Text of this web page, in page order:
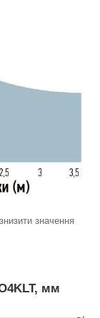
значення
мм